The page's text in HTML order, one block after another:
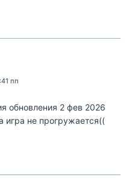
пп
обновления 2 фев 2026
игра не прогружается((